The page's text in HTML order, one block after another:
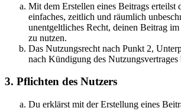
Mit dem Erstellen eines Beitrags erteilst
einfaches, zeitlich und räumlich
unentgeltliches Recht, deinen Beitrag
zu nutzen.
Das Nutzungsrecht nach Punkt 2,
nach Kündigung des Nutzungsvertrages
3. Pflichten des Nutzers
Du erklärst mit der Erstellung eines